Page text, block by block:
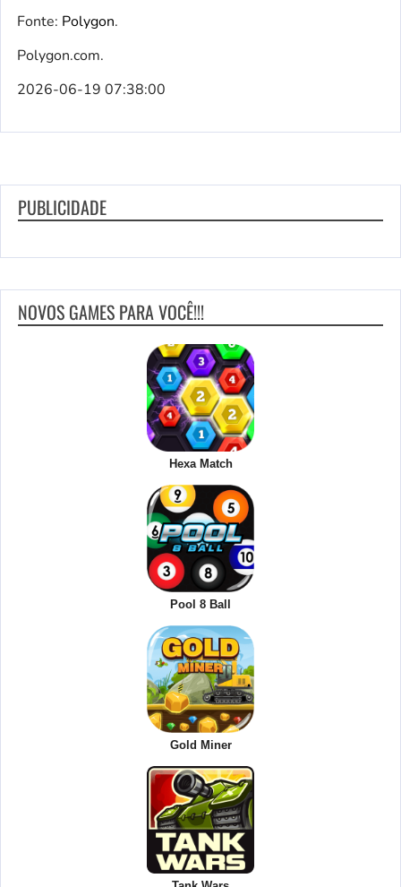
Fonte: Polygon.
Polygon.com.
2026-06-19 07:38:00
PUBLICIDADE
NOVOS GAMES PARA VOCÊ!!!
Hexa Match
Pool 8 Ball
Gold Miner